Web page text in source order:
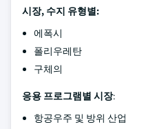
시장, 수지 유형별:
에폭시
폴리우레탄
구체의
응용 프로그램별 시장:
항공우주 및 방위 산업